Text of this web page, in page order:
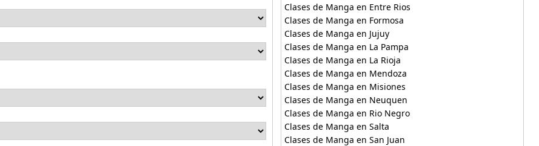
Clases de Manga en Entre Rios
Clases de Manga en Formosa
Clases de Manga en Jujuy
Clases de Manga en La Pampa
Clases de Manga en La Rioja
Clases de Manga en Mendoza
Clases de Manga en Misiones
Clases de Manga en Neuquen
Clases de Manga en Rio Negro
Clases de Manga en Salta
Clases de Manga en San Juan